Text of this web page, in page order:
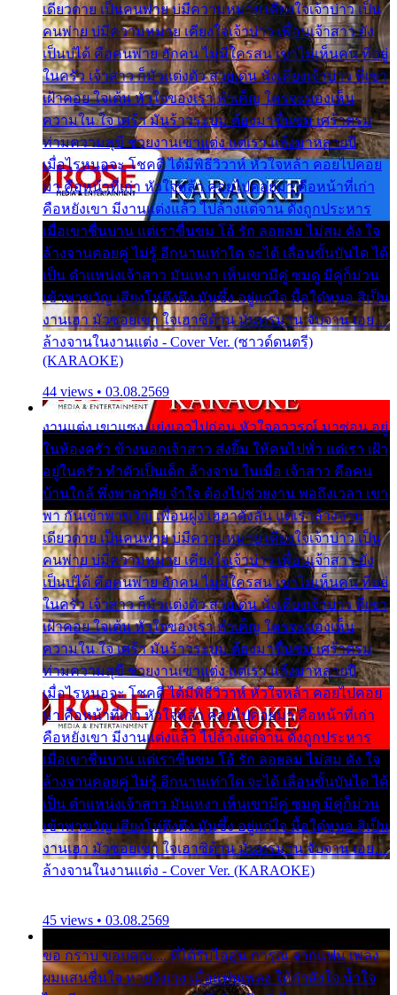
เดียวดาย เป็นคนพ่าย บ่มีความหมาย เคียงใจเจ้าบ่าว เป็น
คนพ่าย บ่มีความหมาย เคียงใจเจ้าบ่าว เพื่อนเจ้าสาว ยัง
เป็นบ่ได้ คือคนพ่าย ฮักคน ไม่มีใครสน เขาไม่เห็นคน ที่อยู่
ในครัว เจ้าสาว ก็มัวแต่งตัว สวยเด่น นั่งเคียงเจ้าบ่าว ที่เขา
เฝ้าคอย ใจเต้น หัวใจของเรา ลำเค็ญ ใครจะมองเห็น
ความใน ใจ เศร้า มันร้าวระบม ต้องมาขื่นขม เศร้าตรม
ท่ามความสุขี ช่วยงานเขาแต่ง แต่เรา แล้งมาหลายปี
เมื่อไรหนอจะ โชคดี ได้มีพิธีวิวาห์ หัวใจหล้า คอยไปคอย
มา คือหน้าที่เก่า หัวใจหล้า คอยไปคอยมา คือหน้าที่เก่า
คือหยังเขา มีงานแต่งแล้ว ไปล้างแต่จาน ดั่งถูกประหาร
เมื่อเขาชื่นบาน แต่เราขื่นขม โอ้ รัก ลอยลม ไม่สม ดัง ใจ
ล้างจานคอยคู่ ไม่รู้ อีกนานเท่าใด จะได้ เลื่อนขั้นบันได ได้
เป็น ตำแหน่งเจ้าสาว มันเหงา เห็นเขามีคู่ ซมดู มีคู่ก็ม่วน
เข้าพาขวัญ เสียงโห่ตึงตึง มันซึ้ง อยู่แก่ใจ มื้อใด๋หนอ สิเป็น
งานเฮา มัวซอยเขา ใจเฮาซิด้าน มันทรมาน จับจาน เอย…
ล้างจานในงานแต่ง - Cover Ver. (ซาวด์ดนตรี)
(KARAOKE)
44 views • 03.08.2569
งานแต่ง เขาแซง แย่งเอาไปก่อน หัวใจอาวรณ์ มาซ่อน อยู่
ในห้องครัว ข้างนอกเจ้าสาว ส่งยิ้ม ให้คนไปทั่ว แต่เรา เฝ้า
อยู่ในครัว ทำตัวเป็นเด็ก ล้างจาน ในเมื่อ เจ้าสาว คือคน
บ้านใกล้ พึ่งพาอาศัย จำใจ ต้องไปช่วยงาน พอถึงเวลา เขา
พา กันเข้าพาขวัญ เพื่อนฝูง เฮฮาดังลั่น แต่เราล้างจาน
เดียวดาย เป็นคนพ่าย บ่มีความหมาย เคียงใจเจ้าบ่าว เป็น
คนพ่าย บ่มีความหมาย เคียงใจเจ้าบ่าว เพื่อนเจ้าสาว ยัง
เป็นบ่ได้ คือคนพ่าย ฮักคน ไม่มีใครสน เขาไม่เห็นคน ที่อยู่
ในครัว เจ้าสาว ก็มัวแต่งตัว สวยเด่น นั่งเคียงเจ้าบ่าว ที่เขา
เฝ้าคอย ใจเต้น หัวใจของเรา ลำเค็ญ ใครจะมองเห็น
ความใน ใจ เศร้า มันร้าวระบม ต้องมาขื่นขม เศร้าตรม
ท่ามความสุขี ช่วยงานเขาแต่ง แต่เรา แล้งมาหลายปี
เมื่อไรหนอจะ โชคดี ได้มีพิธีวิวาห์ หัวใจหล้า คอยไปคอย
มา คือหน้าที่เก่า หัวใจหล้า คอยไปคอยมา คือหน้าที่เก่า
คือหยังเขา มีงานแต่งแล้ว ไปล้างแต่จาน ดั่งถูกประหาร
เมื่อเขาชื่นบาน แต่เราขื่นขม โอ้ รัก ลอยลม ไม่สม ดัง ใจ
ล้างจานคอยคู่ ไม่รู้ อีกนานเท่าใด จะได้ เลื่อนขั้นบันได ได้
เป็น ตำแหน่งเจ้าสาว มันเหงา เห็นเขามีคู่ ซมดู มีคู่ก็ม่วน
เข้าพาขวัญ เสียงโห่ตึงตึง มันซึ้ง อยู่แก่ใจ มื้อใด๋หนอ สิเป็น
งานเฮา มัวซอยเขา ใจเฮาซิด้าน มันทรมาน จับจาน เอย…
ล้างจานในงานแต่ง - Cover Ver. (KARAOKE)
45 views • 03.08.2569
ขอ กราบ ขอบคุณ.... ที่ได้รับไออุ่น การุณ จากแฟน เพลง
ผมแสนชื่นใจ หายวังเวง เมื่อแฟนเพลง ให้กำลังใจ น้ำใจ